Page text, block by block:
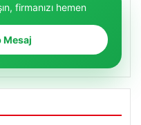
firmanızı hemen
Mesaj